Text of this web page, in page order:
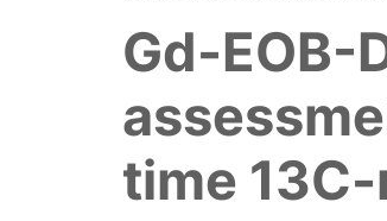
Gd-EOB-
time